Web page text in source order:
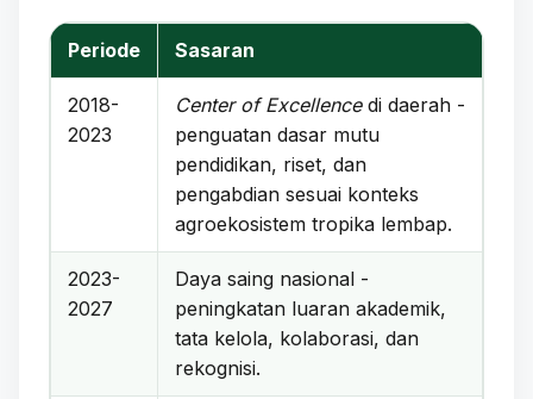
Periode Sasaran
2018-
2023
Center of Excellencedi daerah -
penguatan dasar mutu
pendidikan, riset, dan
pengabdian sesuai konteks
agroekosistem tropika lembap.
2023-
2027
Daya saing nasional -
peningkatan luaran akademik,
tata kelola, kolaborasi, dan
rekognisi.